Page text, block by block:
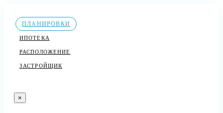
ПЛАНИРОВКИ
ИПОТЕКА
РАСПОЛОЖЕНИЕ
ЗАСТРОЙЩИК
×